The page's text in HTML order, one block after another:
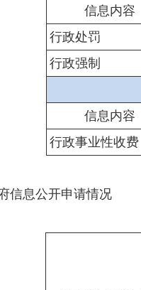
信息内容
行政处罚
行政强制
信息内容
行政事业性收费
信息公开申请情况